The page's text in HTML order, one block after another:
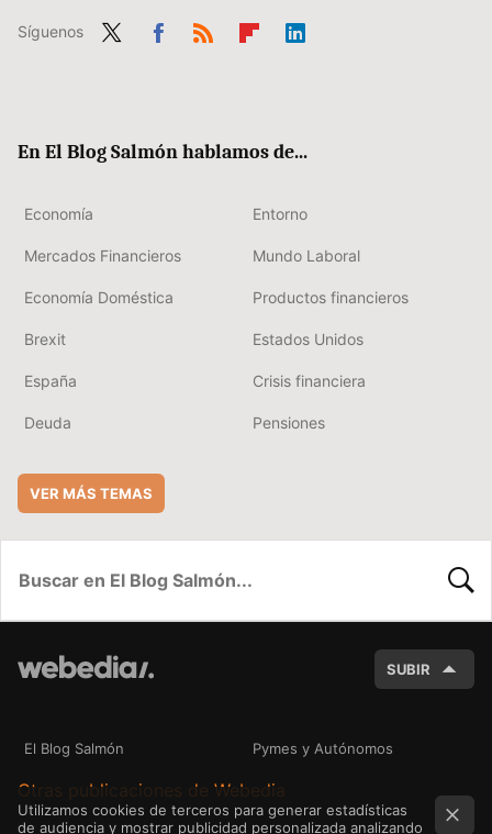
Síguenos
En El Blog Salmón hablamos de...
Economía Entorno
Mercados Financieros Mundo Laboral
Economía Doméstica Productos financieros
Brexit Estados Unidos
España Crisis financiera
Deuda Pensiones
VER MÁS TEMAS
SUBIR
El Blog Salmón Pymes y Autónomos
Otras publicaciones de Webedia
Utilizamos cookies de terceros para generar estadísticas
de audiencia y mostrar publicidad personalizada analizando